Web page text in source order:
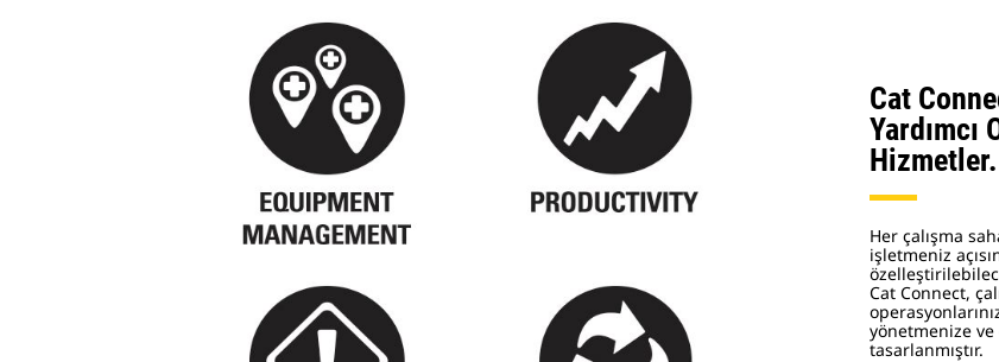
Cat
Yardımcı
Hizmetler.
Her çalışma
işletmeniz
Cat Connect,
yönetmenize
tasarlanmıştır.